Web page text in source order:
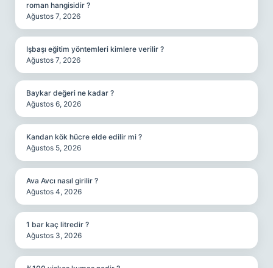
roman hangisidir ?
Ağustos 7, 2026
Işbaşı eğitim yöntemleri kimlere verilir ?
Ağustos 7, 2026
Baykar değeri ne kadar ?
Ağustos 6, 2026
Kandan kök hücre elde edilir mi ?
Ağustos 5, 2026
Ava Avcı nasıl girilir ?
Ağustos 4, 2026
1 bar kaç litredir ?
Ağustos 3, 2026